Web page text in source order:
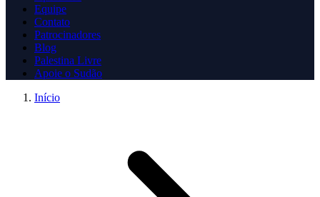
Equipe
Contato
Patrocinadores
Blog
Palestina Livre
Apoie o Sudão
Início